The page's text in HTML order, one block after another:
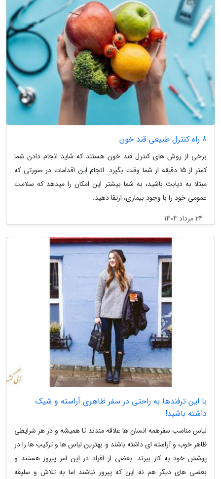
8 راه کنترل طبیعی قند خون
برخی از روش های کنترل قند خون هستند که شاید انجام دادن شما
کمتر از 15 دقیقه از شما وقت بگیرد. انجام این اقدامات در صورتی که
مبتلا به دیابت باشید، به شما بیشتر این امکان را میدهد که سلامت
عمومی خود را با وجود بیماری، ارتقا دهید.
24 مرداد 1404
با این ترفندها به راحتی در سفر ظاهری آراسته و شیک
داشته باشید!
لباس مناسب سفرهمه انسان ها علاقه مندند تا همیشه و در هر شرایطی
ظاهر خوب و آراسته ای داشته باشند و بهترین لباس ها و ترکیب ها را در
پوشش خود به کار ببرند. بعضی از افراد در این امر پیروز هستند و
بعضی های دیگر هم نه این که پیروز نباشند اما به تلاش و سلیقه